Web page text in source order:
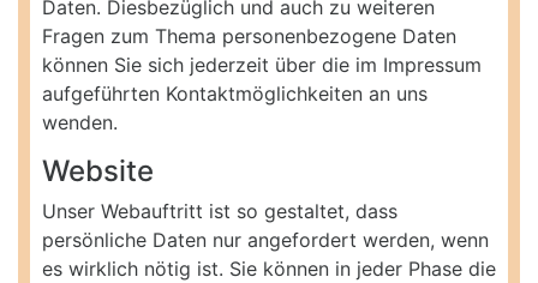
Daten. Diesbezüglich und auch zu weiteren
Fragen zum Thema personenbezogene Daten
können Sie sich jederzeit über die im Impressum
aufgeführten Kontaktmöglichkeiten an uns
wenden.
Website
Unser Webauftritt ist so gestaltet, dass
persönliche Daten nur angefordert werden, wenn
es wirklich nötig ist. Sie können in jeder Phase die